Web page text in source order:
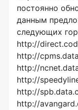
постоянно
данным
следующих
http://
http://
http://
http://
http://
http://